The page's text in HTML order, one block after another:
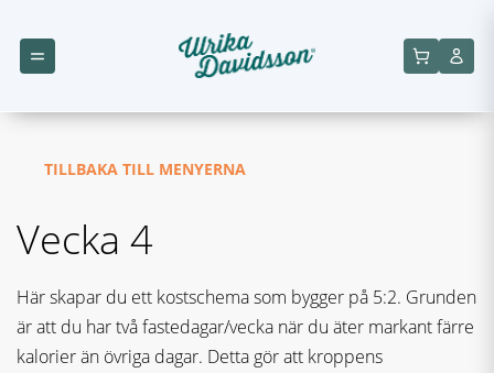
TILLBAKA TILL MENYERNA
Vecka 4
Här skapar du ett kostschema som bygger på 5:2. Grunden
är att du har två fastedagar/vecka när du äter markant färre
kalorier än övriga dagar. Detta gör att kroppens